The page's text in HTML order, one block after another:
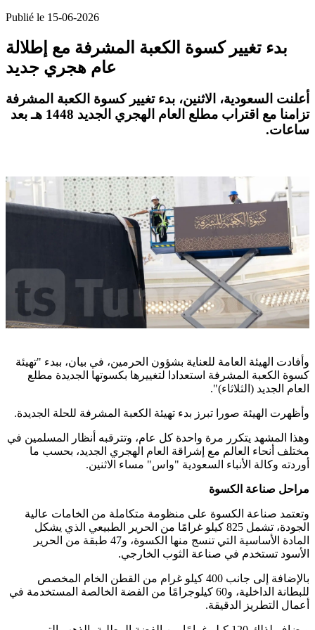
Publié le 15-06-2026
بدء تغيير كسوة الكعبة المشرفة مع إطلالة
عام هجري جديد
أعلنت السعودية، الاثنين، بدء تغيير كسوة الكعبة المشرفة
تزامنا مع اقتراب مطلع العام الهجري الجديد 1448 هـ بعد
ساعات.
وأفادت الهيئة العامة للعناية بشؤون الحرمين، في بيان، ببدء "تهيئة
كسوة الكعبة المشرفة استعدادا لتغييرها بكسوتها الجديدة مطلع
العام الجديد (الثلاثاء)".
وأظهرت الهيئة صورا تبرز بدء تهيئة الكعبة المشرفة للحلة الجديدة.
وهذا المشهد يتكرر مرة واحدة كل عام، وتترقبه أنظار المسلمين في
مختلف أنحاء العالم مع إشراقة العام الهجري الجديد، بحسب ما
أوردته وكالة الأنباء السعودية "واس" مساء الاثنين.
مراحل صناعة الكسوة
وتعتمد صناعة الكسوة على منظومة متكاملة من الخامات عالية
الجودة، تشمل 825 كيلو غرامًا من الحرير الطبيعي الذي يشكل
المادة الأساسية التي تنسج منها الكسوة، و47 طبقة من الحرير
الأسود تستخدم في صناعة الثوب الخارجي.
بالإضافة إلى جانب 400 كيلو غرام من القطن الخام المخصص
للبطانة الداخلية، و60 كيلوجرامًا من الفضة الخالصة المستخدمة في
أعمال التطريز الدقيقة.